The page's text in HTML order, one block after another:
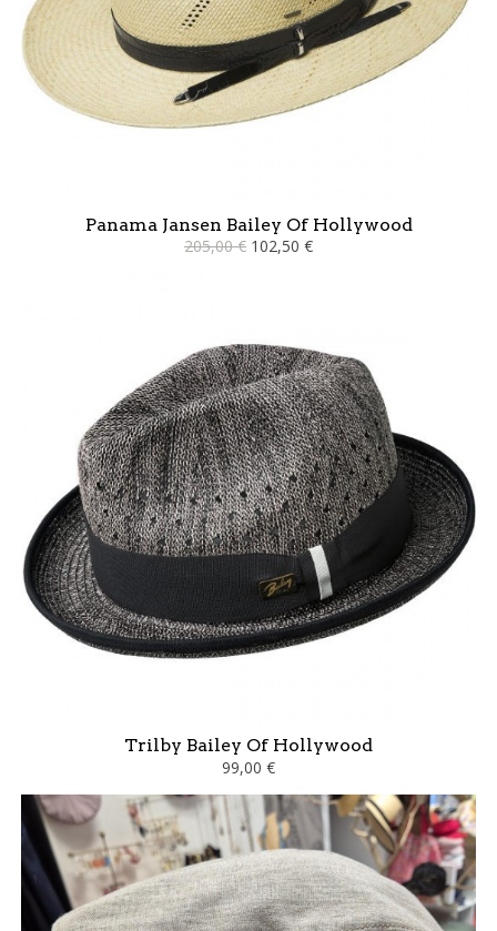
Panama Jansen Bailey Of Hollywood
205,00 € 102,50 €
Trilby Bailey Of Hollywood
99,00 €